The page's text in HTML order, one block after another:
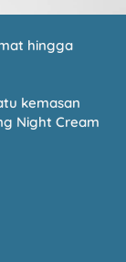
hingga
kemasan
Night Cream